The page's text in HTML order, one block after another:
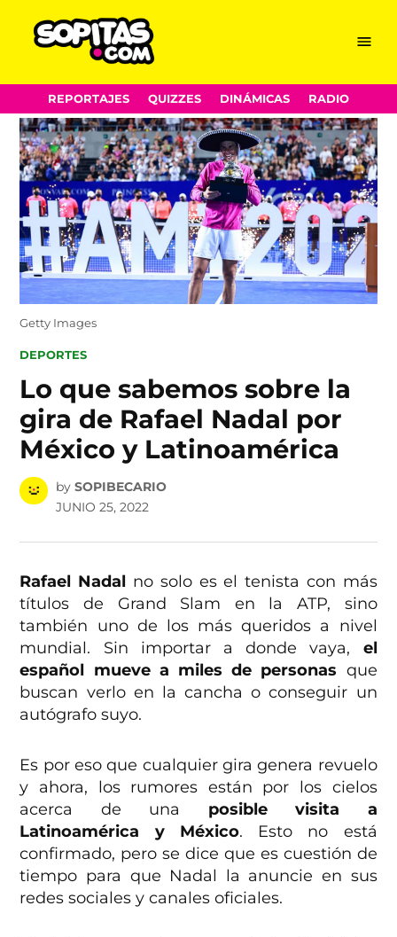
Skip
to
content
Menu
REPORTAJES QUIZZES DINÁMICAS RADIO
Getty Images
POSTED
DEPORTES
Lo que sabemos sobre la
gira de Rafael Nadal por
México y Latinoamérica
by SOPIBECARIO
JUNIO 25, 2022
Rafael Nadal no solo es el tenista con más
títulos de Grand Slam en la ATP, sino
también uno de los más queridos a nivel
mundial. Sin importar a donde vaya, el
español mueve a miles de personas que
buscan verlo en la cancha o conseguir un
autógrafo suyo.
Es por eso que cualquier gira genera revuelo
y ahora, los rumores están por los cielos
acerca de una posible visita a
Latinoamérica y México. Esto no está
confirmado, pero se dice que es cuestión de
tiempo para que Nadal la anuncie en sus
redes sociales y canales oficiales.